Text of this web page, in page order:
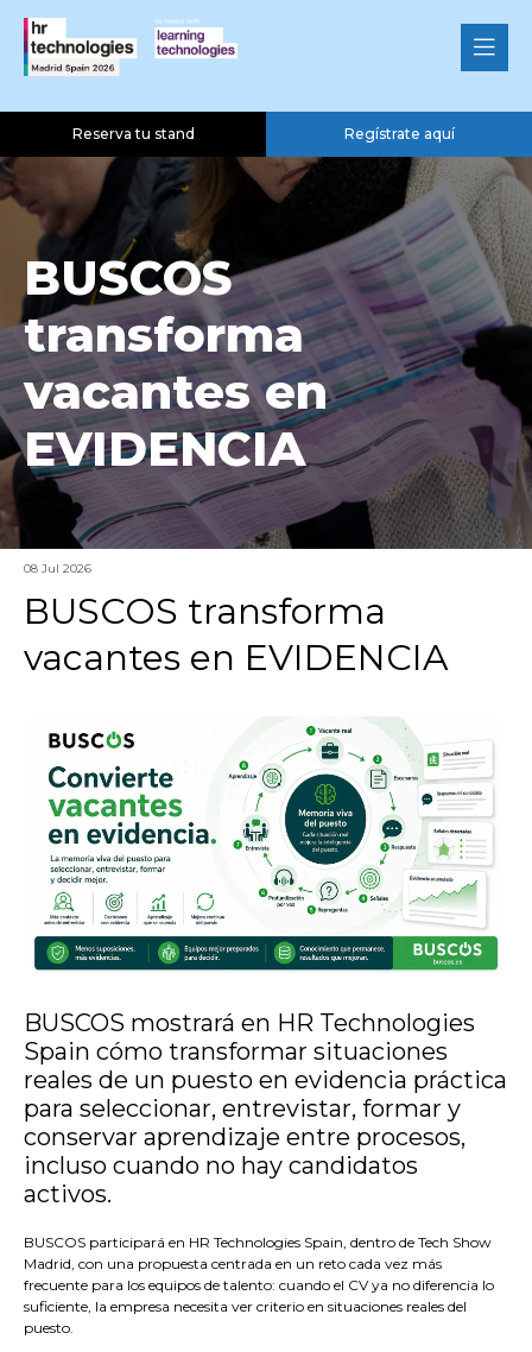
Reserva tu stand Regístrate aquí
BUSCOS
transforma
vacantes en
EVIDENCIA
08 Jul 2026
BUSCOS transforma
vacantes en EVIDENCIA
BUSCOS mostrará en HR Technologies
Spain cómo transformar situaciones
reales de un puesto en evidencia práctica
para seleccionar, entrevistar, formar y
conservar aprendizaje entre procesos,
incluso cuando no hay candidatos
activos.
BUSCOS participará en HR Technologies Spain, dentro de Tech Show
Madrid, con una propuesta centrada en un reto cada vez más
frecuente para los equipos de talento: cuando el CV ya no diferencia lo
suficiente, la empresa necesita ver criterio en situaciones reales del
puesto.